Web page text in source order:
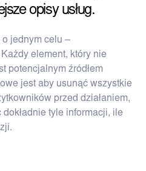
opisy usług.
o jednym celu –
element, który nie
potencjalnym źródłem
jest aby usunąć wszystkie
przed działaniem,
tyle informacji, ile